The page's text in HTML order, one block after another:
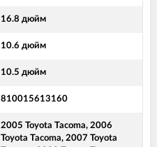
16.8 дюйм
10.6 дюйм
10.5 дюйм
810015613160
2005 Toyota Tacoma, 2006
Toyota Tacoma, 2007 Toyota